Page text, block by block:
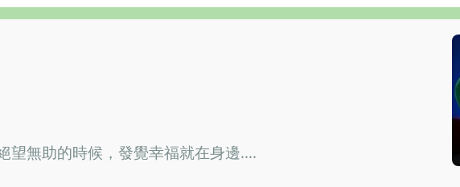
望無助的時候，發覺幸福就在身邊....